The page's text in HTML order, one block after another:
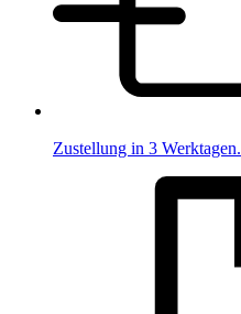
Zustellung in 3 Werktagen.